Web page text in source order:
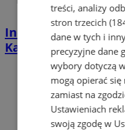
Industrialna
Katowice.
treści, analizy
stron trzecich
dane w tych i
precyzyjne dane
wybory dotyczą
mogą opierać
zamiast na
Ustawieniach
swoją zgodę w